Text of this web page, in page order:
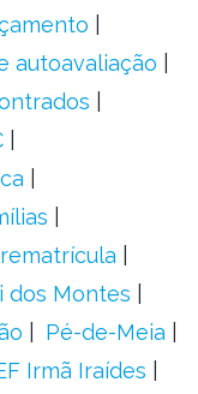
autoavaliação
dos Montes
Pé-de-Meia
Irmã Iraídes